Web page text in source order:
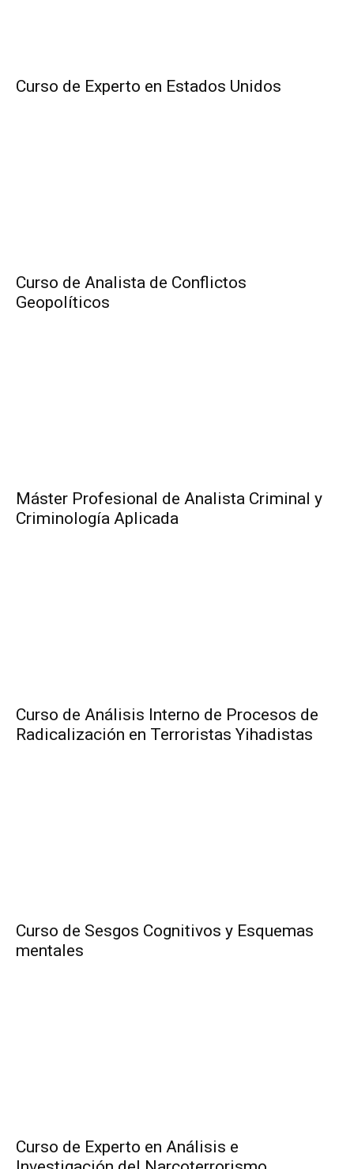
Curso de Experto en Estados Unidos
Curso de Analista de Conflictos
Geopolíticos
Máster Profesional de Analista Criminal y
Criminología Aplicada
Curso de Análisis Interno de Procesos de
Radicalización en Terroristas Yihadistas
Curso de Sesgos Cognitivos y Esquemas
mentales
Curso de Experto en Análisis e